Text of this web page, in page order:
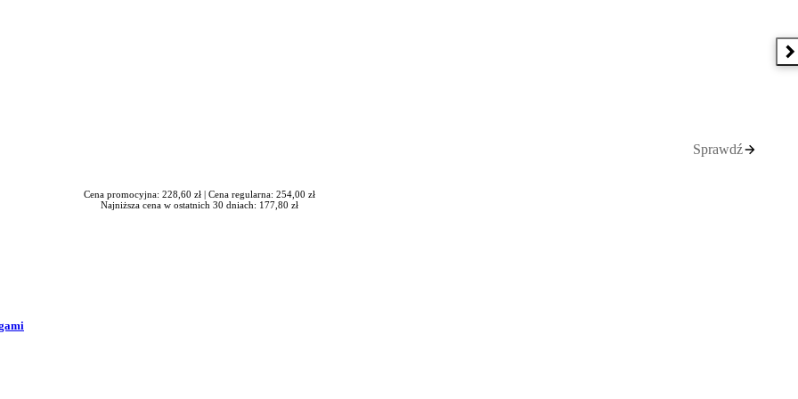
Sprawdź
Cena promocyjna: 228,60 zł | Cena regularna: 254,00 zł
Najniższa cena w ostatnich 30 dniach: 177,80 zł